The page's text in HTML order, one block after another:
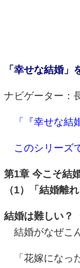
「幸せな結婚」
ナビゲーター：
「『幸せな結
このシリーズ
第1章 今こそ結
（1）「結婚離
結婚は難しい？
結婚がなぜこ
「花嫁になっ